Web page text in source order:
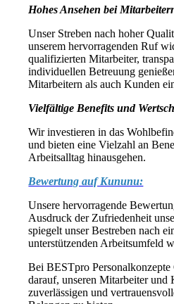
Hohes Ansehen bei
Unser Streben nach hoher
unserem hervorragenden Ruf
qualifizierten Mitarbeiter,
individuellen Betreuung
Mitarbeitern als auch Kunden
Vielfältige Benefits und
Wir investieren in das
und bieten eine Vielzahl an
Arbeitsalltag hinausgehen.
Bewertung auf Kununu:
Unsere hervorragende
Ausdruck der Zufriedenheit
spiegelt unser Bestreben nach
unterstützenden Arbeitsumfeld
Bei BESTpro
darauf, unseren Mitarbeiter und
zuverlässigen und